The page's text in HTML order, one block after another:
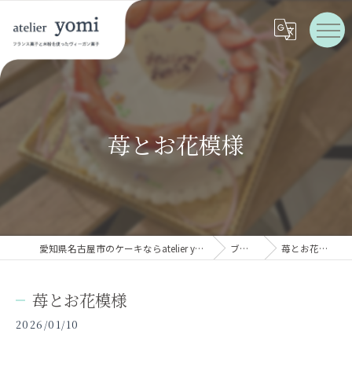
苺とお花模様
愛知県名古屋市のケーキならatelier yomi ブログ 苺とお花模様
苺とお花模様
2026/01/10